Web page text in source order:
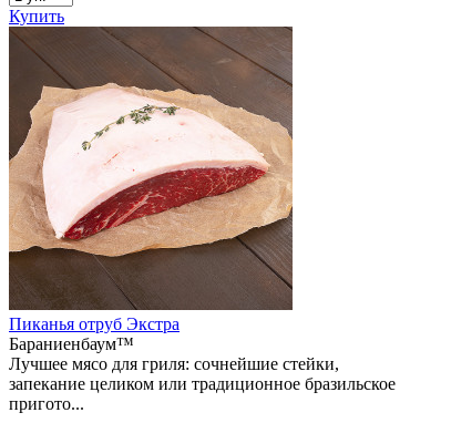
Купить
Пиканья отруб Экстра
Бараниенбаум™
Лучшее мясо для гриля: сочнейшие стейки,
запекание целиком или традиционное бразильское
пригото...